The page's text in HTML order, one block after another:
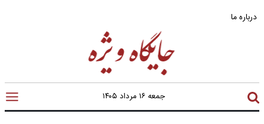
درباره ما
جمعه ۱۶ مرداد ۱۴۰۵